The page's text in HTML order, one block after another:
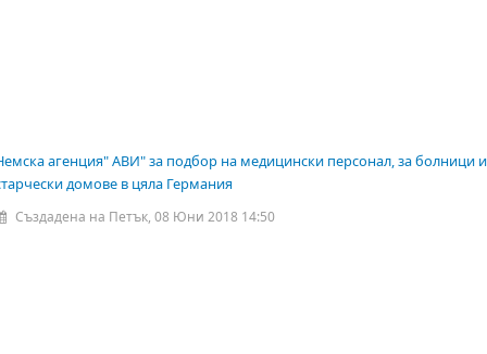
агенция" АВИ" за подбор на медицински персонал, за болници и
домове в цяла Германия
Създадена на Петък, 08 Юни 2018 14:50